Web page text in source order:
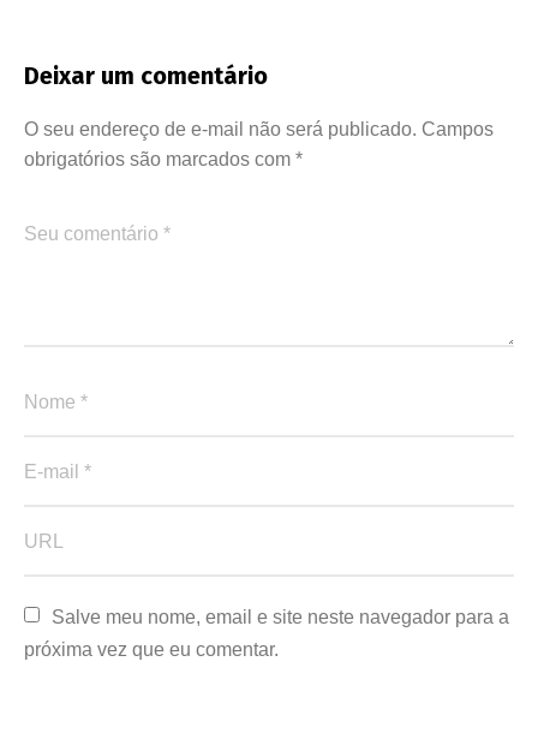
Deixar um comentário
O seu endereço de e-mail não será publicado. Campos
obrigatórios são marcados com *
Salve meu nome, email e site neste navegador para a
próxima vez que eu comentar.